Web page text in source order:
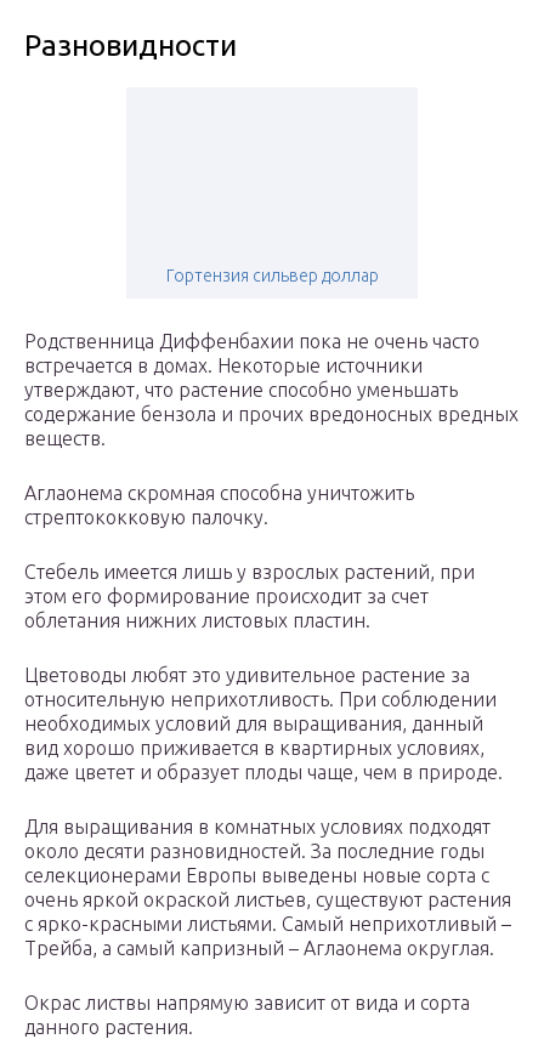
Разновидности
Гортензия сильвер доллар
Родственница Диффенбахии пока не очень часто
встречается в домах. Некоторые источники
утверждают, что растение способно уменьшать
содержание бензола и прочих вредоносных вредных
веществ.
Аглаонема скромная способна уничтожить
стрептококковую палочку.
Стебель имеется лишь у взрослых растений, при
этом его формирование происходит за счет
облетания нижних листовых пластин.
Цветоводы любят это удивительное растение за
относительную неприхотливость. При соблюдении
необходимых условий для выращивания, данный
вид хорошо приживается в квартирных условиях,
даже цветет и образует плоды чаще, чем в природе.
Для выращивания в комнатных условиях подходят
около десяти разновидностей. За последние годы
селекционерами Европы выведены новые сорта с
очень яркой окраской листьев, существуют растения
с ярко-красными листьями. Самый неприхотливый –
Трейба, а самый капризный – Аглаонема округлая.
Окрас листвы напрямую зависит от вида и сорта
данного растения.